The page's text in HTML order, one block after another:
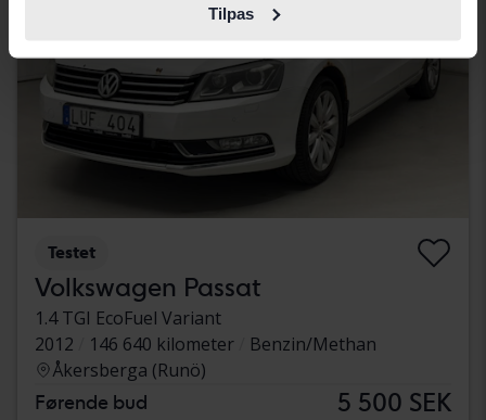
Tilpas
Testet
Volkswagen Passat
1.4 TGI EcoFuel Variant
2012
146 640 kilometer
Benzin/Methan
Åkersberga (Runö)
Førende bud 5 500 SEK